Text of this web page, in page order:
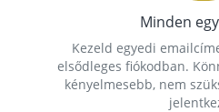
Minden
Kezeld egyedi
elsődleges fiókodban.
kényelmesebb, nem